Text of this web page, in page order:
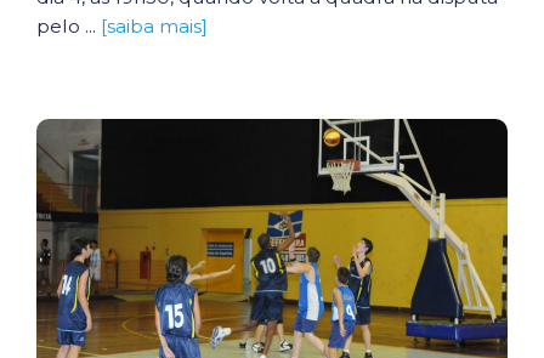
pelo ... [saiba mais]